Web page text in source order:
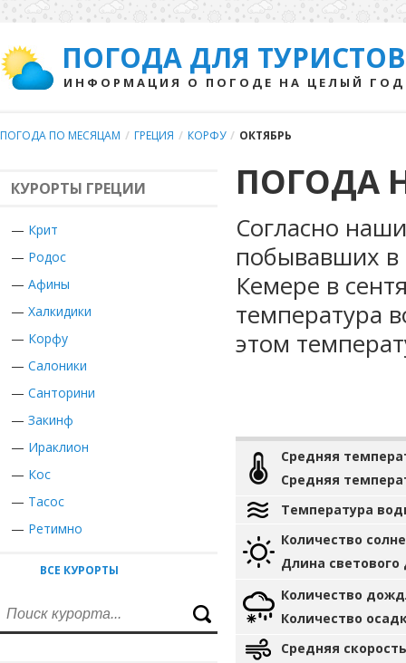
ПОГОДА ДЛЯ ТУРИСТОВ
ИНФОРМАЦИЯ О ПОГОДЕ НА ЦЕЛЫЙ ГОД
ПОГОДА ПО МЕСЯЦАМ / ГРЕЦИЯ / КОРФУ / ОКТЯБРЬ
КУРОРТЫ ГРЕЦИИ
— Крит
— Родос
— Афины
— Халкидики
— Корфу
— Салоники
— Санторини
— Закинф
— Ираклион
— Кос
— Тасос
— Ретимно
ВСЕ КУРОРТЫ
ПОГОДА
Согласно
побывавших в
Кемере в
температура
этом
Средняя
Средняя
Температура
Количество
Длина светового
Количество
Количество
Средняя